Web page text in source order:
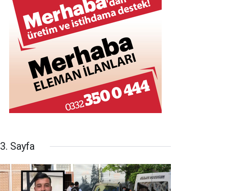
3. Sayfa